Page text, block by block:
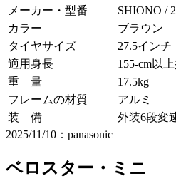
メーカー・型番
SHIONO /
カラー
ブラウン
タイヤサイズ
27.5インチ
適用身長
155-cm以
重 量
17.5kg
フレームの材質
アルミ
装 備
外装6段変
2025/11/10：panasonic
ベロスター・ミニ